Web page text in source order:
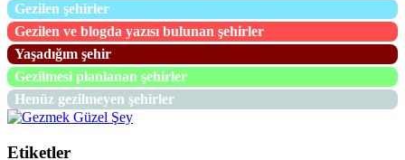
Gezilen şehirler
Gezilen ve blogda yazısı bulunan şehirler
Yaşadığım şehir
Gezilmesi planlanan şehirler
Henüz gezilmeyen şehirler
Etiketler